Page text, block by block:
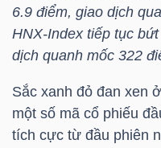
6.9 điểm, giao dịch
HNX-Indextiếp tục bứt
dịch quanh mốc 322
Sắc xanh đỏ đan xen
một số mã cổ phiếu
tích cực từ đầu phiên